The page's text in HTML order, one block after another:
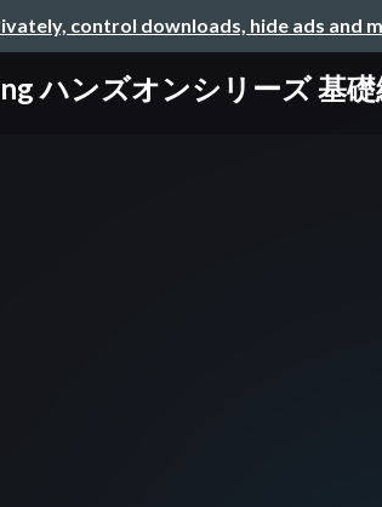
control downloads, hide ads and
ハンズオンシリーズ 基礎